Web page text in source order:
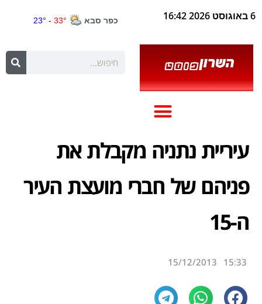
6 באוגוסט 2026 16:42
עיריית נתניה מקבלת את
פניהם של חברי מועצת העיר
ה-15
15:33
15/12/2013